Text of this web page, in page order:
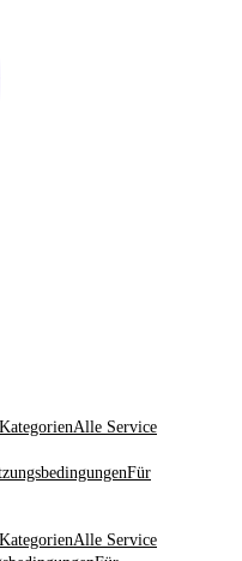
Alle Service
Für
Alle Service